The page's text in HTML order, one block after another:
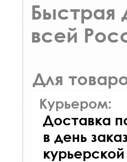
Быстрая
всей
Для
Курьером:
Доставка
в день